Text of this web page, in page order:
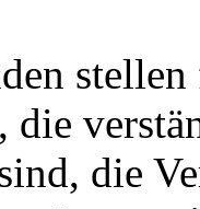
die
die